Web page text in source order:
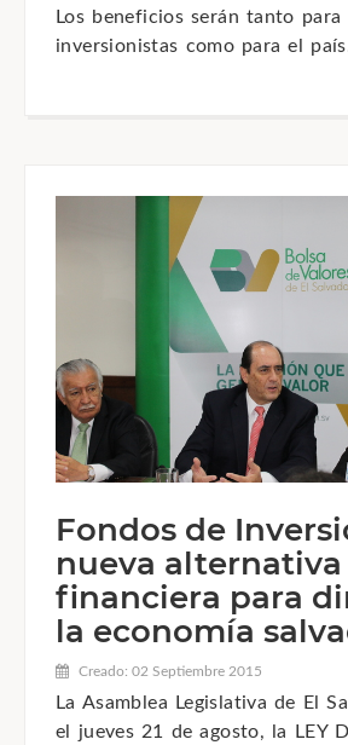
Los beneficios serán tanto para
inversionistas como para el
Fondos de
nueva alternativa
financiera para
la economía
Creado: 02 Septiembre 2015
La Asamblea Legislativa de El
el jueves 21 de agosto, la LEY